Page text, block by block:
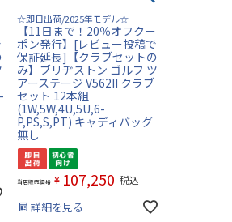
☆即日出荷/2025年モデル☆
【11日まで！20％オフクー
ポン発行】[レビュー投稿で
保証延長]【クラブセットの
み】ブリヂストン ゴルフ ツ
アーステージ V562II クラブ
セット 12本組
(1W,5W,4U,5U,6-
P,PS,S,PT) キャディバッグ
無し
当店販売価格 ¥ 107,250 税込
詳細を見る